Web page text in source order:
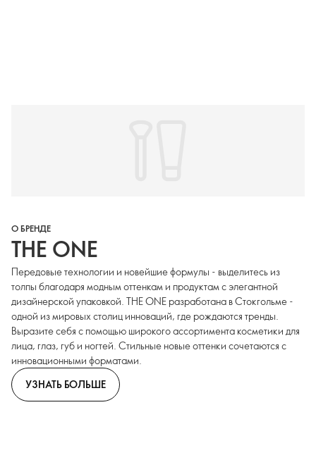
О БРЕНДЕ
THE ONE
Передовые технологии и новейшие формулы - выделитесь из
толпы благодаря модным оттенкам и продуктам с элегантной
дизайнерской упаковкой. THE ONE разработана в Стокгольме -
одной из мировых столиц инноваций, где рождаются тренды.
Выразите себя с помощью широкого ассортимента косметики для
лица, глаз, губ и ногтей. Стильные новые оттенки сочетаются с
инновационными форматами.
УЗНАТЬ БОЛЬШЕ